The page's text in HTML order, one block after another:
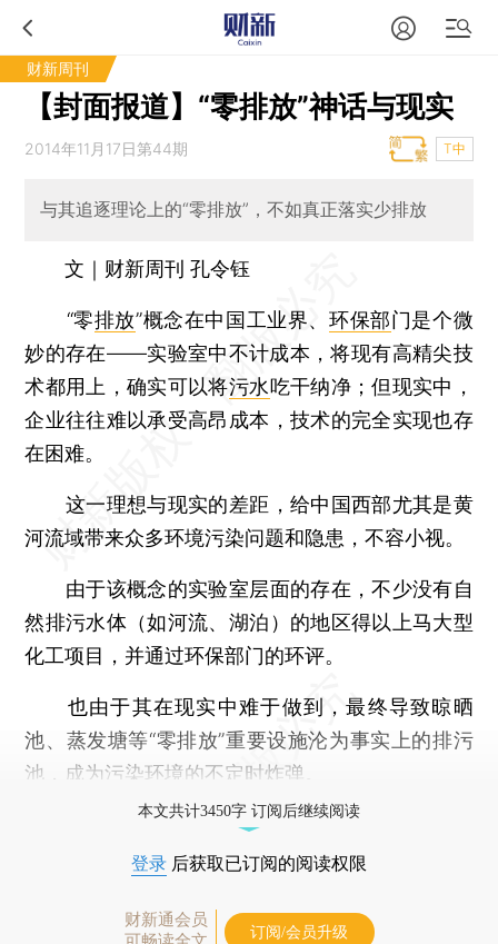
财新周刊
【封面报道】“零排放”神话与现实
2014年11月17日第44期 T中
与其追逐理论上的“零排放”，不如真正落实少排放
文｜财新周刊 孔令钰
“零排放”概念在中国工业界、环保部门是个微
妙的存在——实验室中不计成本，将现有高精尖技
术都用上，确实可以将污水吃干纳净；但现实中，
企业往往难以承受高昂成本，技术的完全实现也存
在困难。
这一理想与现实的差距，给中国西部尤其是黄
河流域带来众多环境污染问题和隐患，不容小视。
由于该概念的实验室层面的存在，不少没有自
然排污水体（如河流、湖泊）的地区得以上马大型
化工项目，并通过环保部门的环评。
也由于其在现实中难于做到，最终导致晾晒
池、蒸发塘等“零排放”重要设施沦为事实上的排污
池，成为污染环境的不定时炸弹。
本文共计3450字 订阅后继续阅读
登录 后获取已订阅的阅读权限
财新通会员
订阅/会员升级